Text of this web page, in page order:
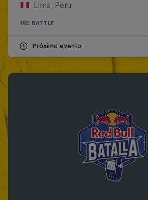
Lima, Peru
MC BATTLE
Próximo evento